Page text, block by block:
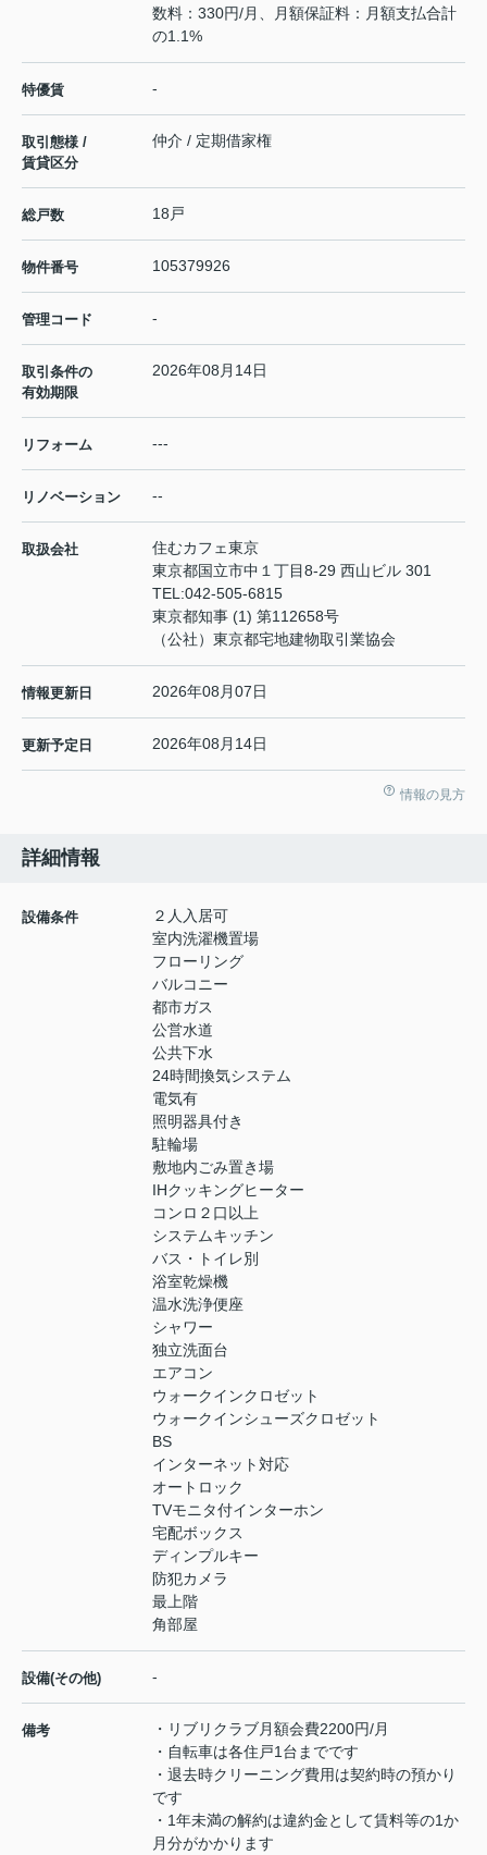
数料：330円/月、月額保証料：月額支払合計
の1.1%
特優賃 -
取引態様 /
賃貸区分
仲介 / 定期借家権
総戸数 18戸
物件番号 105379926
管理コード -
取引条件の
有効期限
2026年08月14日
リフォーム ---
リノベーション --
取扱会社
住むカフェ東京
東京都国立市中１丁目8-29 西山ビル 301
TEL:042-505-6815
東京都知事 (1) 第112658号
（公社）東京都宅地建物取引業協会
情報更新日 2026年08月07日
更新予定日 2026年08月14日
情報の見方
詳細情報
設備条件
２人入居可
室内洗濯機置場
フローリング
バルコニー
都市ガス
公営水道
公共下水
24時間換気システム
電気有
照明器具付き
駐輪場
敷地内ごみ置き場
IHクッキングヒーター
コンロ２口以上
システムキッチン
バス・トイレ別
浴室乾燥機
温水洗浄便座
シャワー
独立洗面台
エアコン
ウォークインクロゼット
ウォークインシューズクロゼット
BS
インターネット対応
オートロック
TVモニタ付インターホン
宅配ボックス
ディンプルキー
防犯カメラ
最上階
角部屋
設備(その他) -
備考
・リブリクラブ月額会費2200円/月
・自転車は各住戸1台までです
・退去時クリーニング費用は契約時の預かり
です
・1年未満の解約は違約金として賃料等の1か
月分がかかります